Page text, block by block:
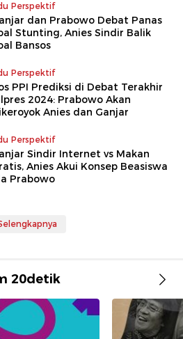
Perspektif
dan Prabowo Debat Panas
Stunting, Anies Sindir Balik
Bansos
Perspektif
PPI Prediksi di Debat Terakhir
2024: Prabowo Akan
Anies dan Ganjar
Perspektif
Sindir Internet vs Makan
Anies Akui Konsep Beasiswa
Prabowo
20detik